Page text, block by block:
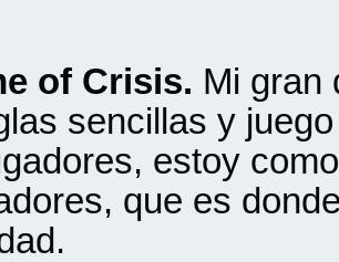
of Crisis. Mi gran
sencillas y
estoy
que es